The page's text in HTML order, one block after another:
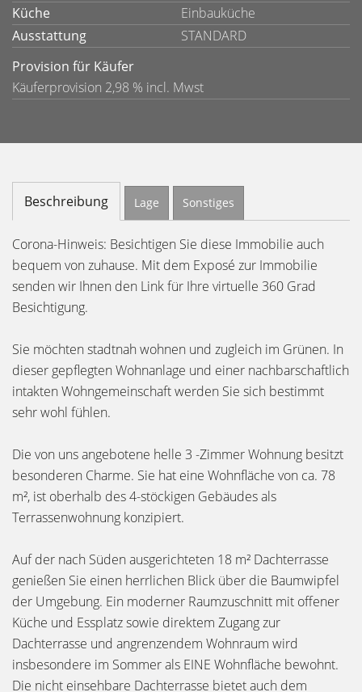
Küche
Einbauküche
Ausstattung
STANDARD
Provision für Käufer
Käuferprovision 2,98 % incl. Mwst
Beschreibung Lage Sonstiges
Corona-Hinweis: Besichtigen Sie diese Immobilie auch
bequem von zuhause. Mit dem Exposé zur Immobilie
senden wir Ihnen den Link für Ihre virtuelle 360 Grad
Besichtigung.
Sie möchten stadtnah wohnen und zugleich im Grünen. In
dieser gepflegten Wohnanlage und einer nachbarschaftlich
intakten Wohngemeinschaft werden Sie sich bestimmt
sehr wohl fühlen.
Die von uns angebotene helle 3 -Zimmer Wohnung besitzt
besonderen Charme. Sie hat eine Wohnfläche von ca. 78
m², ist oberhalb des 4-stöckigen Gebäudes als
Terrassenwohnung konzipiert.
Auf der nach Süden ausgerichteten 18 m² Dachterrasse
genießen Sie einen herrlichen Blick über die Baumwipfel
der Umgebung. Ein moderner Raumzuschnitt mit offener
Küche und Essplatz sowie direktem Zugang zur
Dachterrasse und angrenzendem Wohnraum wird
insbesondere im Sommer als EINE Wohnfläche bewohnt.
Die nicht einsehbare Dachterrasse bietet auch dem